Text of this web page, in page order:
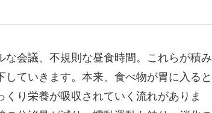
会議、不規則な昼食時間。これらが積み
ていきます。本来、食べ物が胃に入ると
り栄養が吸収されていく流れがありま